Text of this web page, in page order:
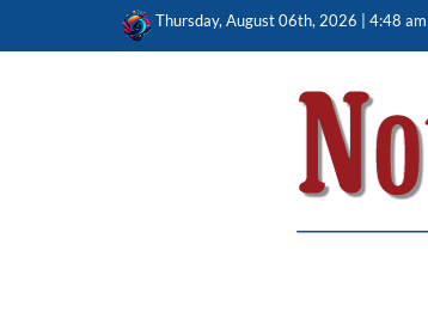
Thursday, August 06th, 2026 | 4:48 am